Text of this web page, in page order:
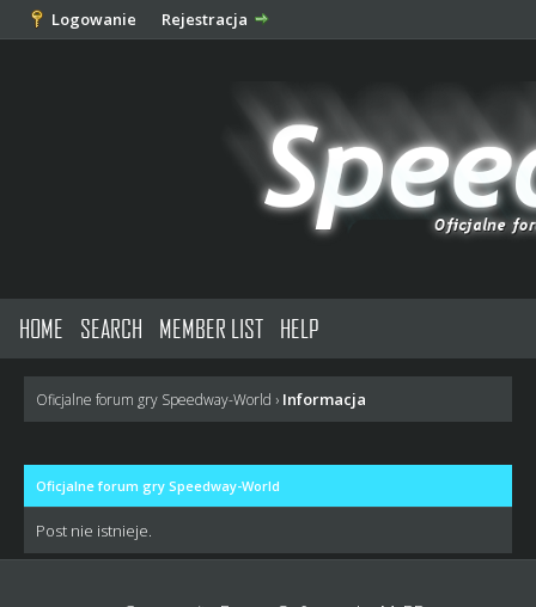
Logowanie Rejestracja
HOME SEARCH MEMBER LIST HELP
Oficjalne forum gry Speedway-World › Informacja
Oficjalne forum gry Speedway-World
Post nie istnieje.